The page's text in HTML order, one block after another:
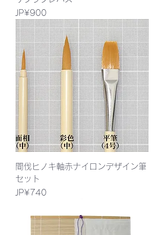
價格
JP¥900
間伐ヒノキ軸赤ナイロンデザイン筆
セット
價格
JP¥740